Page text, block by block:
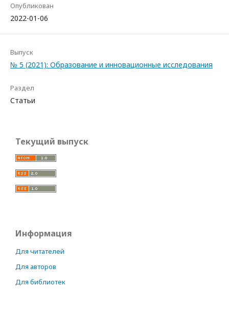
Опубликован
2022-01-06
Выпуск
№ 5 (2021): Образование и инновационные исследования
Раздел
Статьи
Текущий выпуск
Информация
Для читателей
Для авторов
Для библиотек